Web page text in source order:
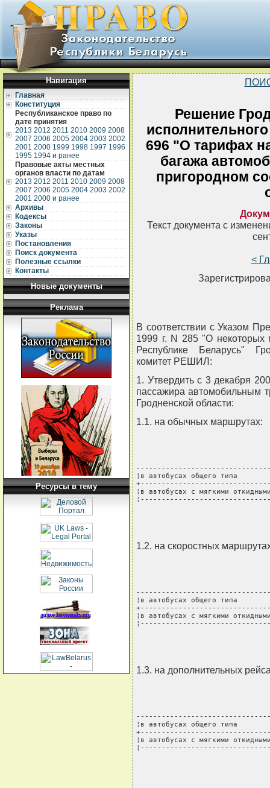
Навигация
Главная
Конституция
Республиканское право по
дате принятия
2013 2012 2011 2010 2009 2008
2007 2006 2005 2004 2003 2002
2001 2000 1999 1998 1997 1996
1995 1994 и ранее
Правовые акты местных
органов власти по датам
2013 2012 2011 2010 2009 2008
2007 2006 2005 2004 2003 2002
2001 2000 и ранее
Архивы
Кодексы
Законы
Указы
Постановления
Поиск документа
Полезные ссылки
Контакты
Новые документы
Реклама
Ресурсы в тему
Решение
696 "О тарифах
багажа
пригородном
Текст документа с
<
В соответствии с Указом
1999 г. N 285 "О некоторых
Республике Беларусь"
комитет РЕШИЛ:
1. Утвердить с 3 декабря
пассажира автомобильным
Гродненской области:
1.1. на обычных маршрутах:
¦в автобусах общего
¦в автобусах с мягкими
1.2. на скоростных
¦в автобусах общего
¦в автобусах с мягкими
1.3. на дополнительных
¦в автобусах общего
¦в автобусах с мягкими